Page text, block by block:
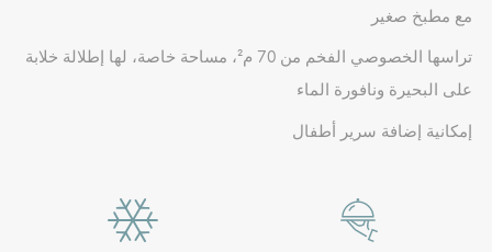
مع مطبخ صغير
تراسها الخصوصي الفخم من 70 م²، مساحة خاصة، لها إطلالة خلابة
على البحيرة ونافورة الماء
إمكانية إضافة سرير أطفال